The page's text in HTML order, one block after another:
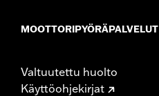
MOOTTORIPYÖRÄPALVELUT
Valtuutettu huolto
Käyttöohjekirjat